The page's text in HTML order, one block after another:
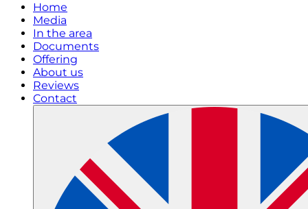
Home
Media
In the area
Documents
Offering
About us
Reviews
Contact